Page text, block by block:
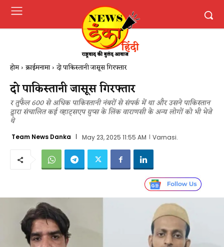
होम क्राईमनामा दो पाकिस्तानी जासूस गिरफ्तार
दो पाकिस्तानी जासूस गिरफ्तार
र तुफैल 600 से अधिक पाकिस्तानी नंबरों से संपर्क में था और उसने पाकिस्तान
द्वारा संचालित कई व्हाट्सएप ग्रुप्स के लिंक वाराणसी के अन्य लोगों को भी भेजे
थे
Team News Danka May 23, 2025 11:55 AM Varnasi.